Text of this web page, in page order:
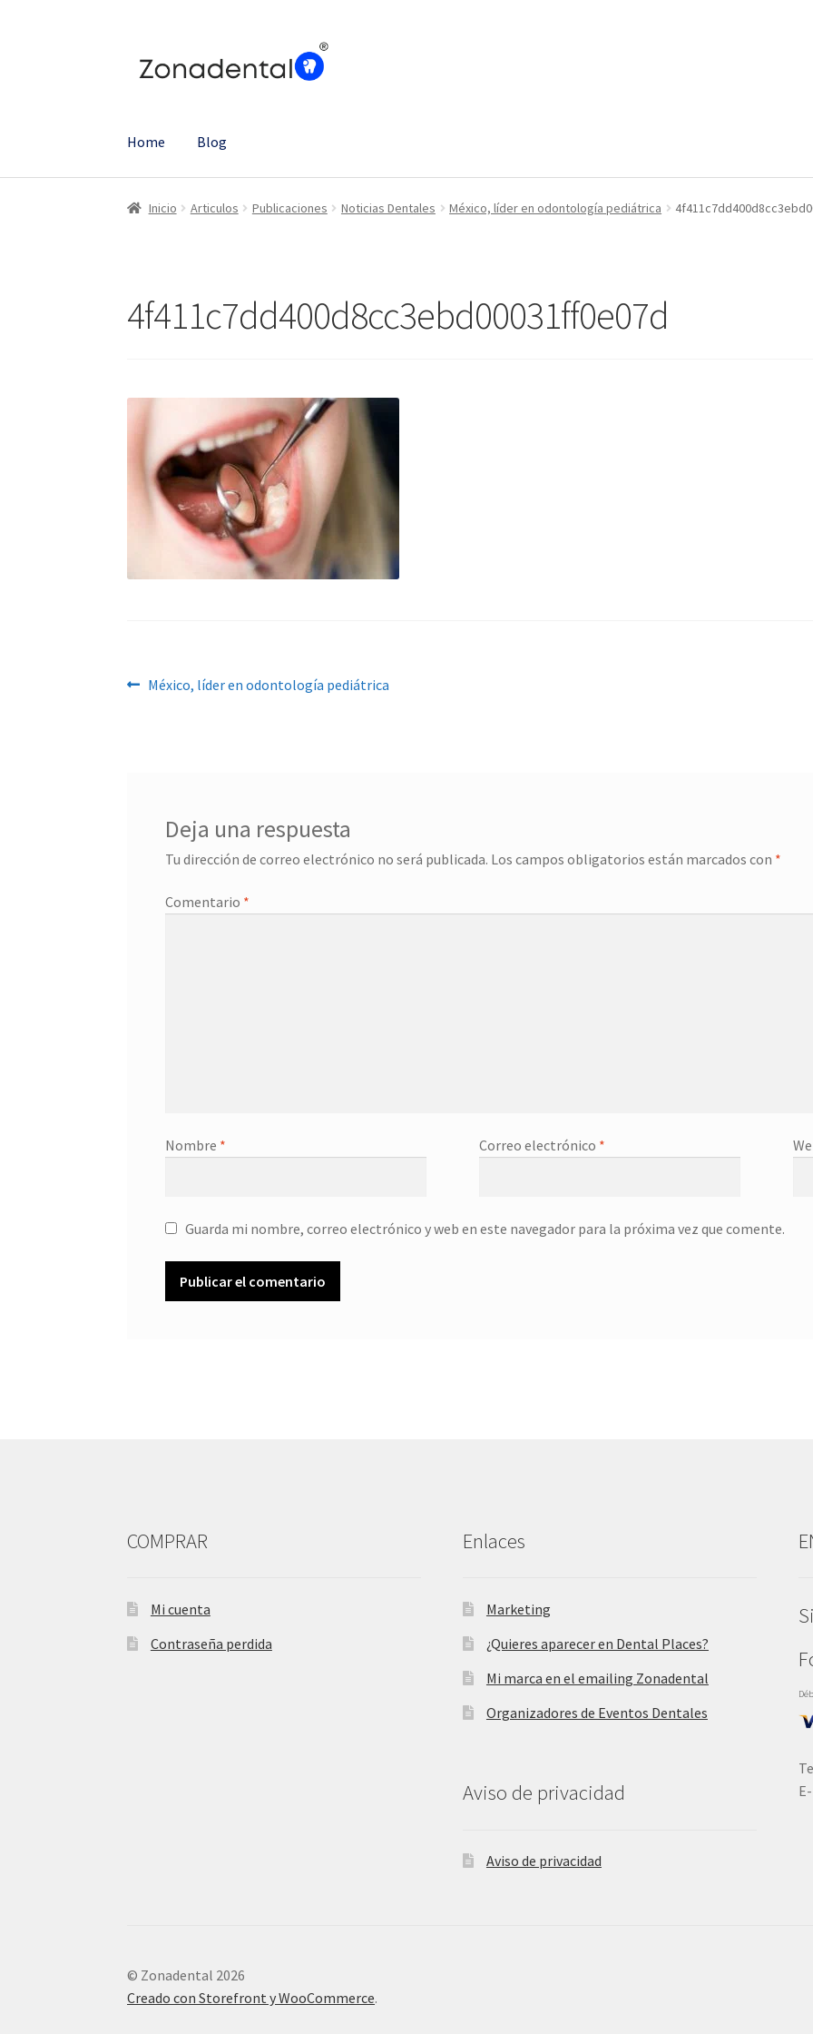
Home Blog
Inicio Articulos Publicaciones Noticias Dentales México, líder en odontología pediátrica
4f411c7dd400d8cc3ebd00031ff0e07d
Navegación
Anterior:
México, líder en odontología pediátrica
Deja una respuesta
Tu dirección de correo electrónico no será publicada. Los campos obligatorios están marcados con *
Comentario *
Nombre * Correo electrónico *
Guarda mi nombre, correo electrónico y web en este navegador para la próxima vez que comente.
COMPRAR
Mi cuenta
Contraseña perdida
Enlaces
Marketing
¿Quieres aparecer en Dental Places?
Mi marca en el emailing Zonadental
Organizadores de Eventos Dentales
Aviso de privacidad
Aviso de privacidad
© Zonadental 2026
Creado con Storefront y WooCommerce.